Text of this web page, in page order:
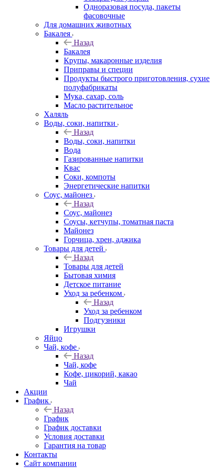
Одноразовая посуда, пакеты
фасовочные
Для домашних животных
Бакалея
Назад
Бакалея
Крупы, макаронные изделия
Приправы и специи
Продукты быстрого приготовления, сухие
полуфабрикаты
Мука, сахар, соль
Масло растительное
Халяль
Воды, соки, напитки
Назад
Воды, соки, напитки
Вода
Газированные напитки
Квас
Соки, компоты
Энергетические напитки
Соус, майонез
Назад
Соус, майонез
Соусы, кетчупы, томатная паста
Майонез
Горчица, хрен, аджика
Товары для детей
Назад
Товары для детей
Бытовая химия
Детское питание
Уход за ребенком
Назад
Уход за ребенком
Подгузники
Игрушки
Яйцо
Чай, кофе
Назад
Чай, кофе
Кофе, цикорий, какао
Чай
Акции
График
Назад
График
График доставки
Условия доставки
Гарантия на товар
Контакты
Сайт компании